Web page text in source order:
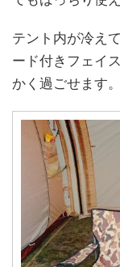
テント内が冷え
ード付きフェイ
かく過ごせます。